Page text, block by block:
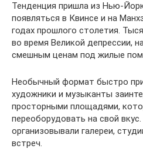
Тенденция пришла из Нью-
появляться в Квинсе и на
годах прошлого столетия.
во время Великой депрессии,
смешным ценам под жилые
Необычный формат быстро
художники и музыканты
просторными площадями,
переоборудовать на свой
организовывали галереи,
встреч.